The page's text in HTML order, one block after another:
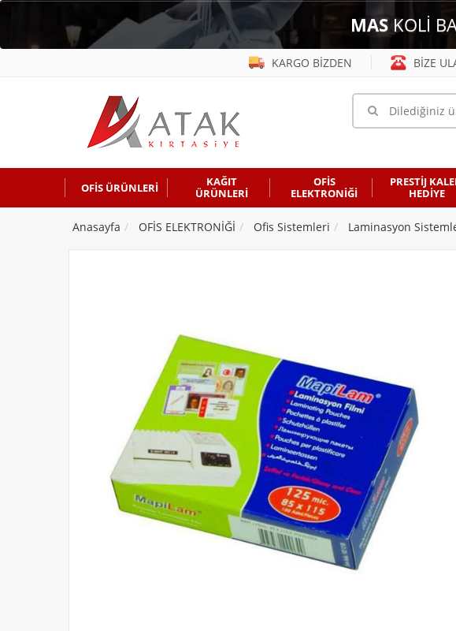
MASKOLİ
KARGO BİZDEN BİZE
OFİS ÜRÜNLERİ
KAĞIT
ÜRÜNLERİ
OFİS
ELEKTRONİĞİ
PRESTİJ
HEDİYE
Anasayfa OFİS ELEKTRONİĞİ Ofis Sistemleri Laminasyon